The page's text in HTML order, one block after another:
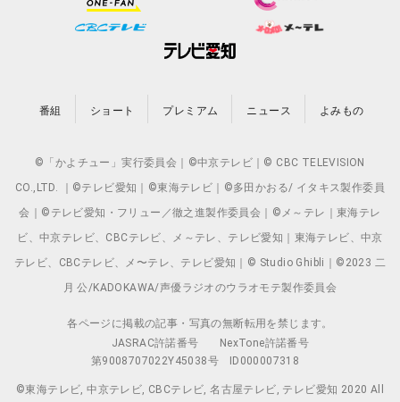
番組 ショート プレミアム ニュース よみもの
©「かよチュー」実行委員会｜©中京テレビ｜© CBC TELEVISION
CO.,LTD. ｜©テレビ愛知｜©東海テレビ｜©多田かおる/ イタキス製作委員
会｜©テレビ愛知・フリュー／徹之進製作委員会｜©メ～テレ｜東海テレ
ビ、中京テレビ、CBCテレビ、メ～テレ、テレビ愛知｜東海テレビ、中京
テレビ、CBCテレビ、メ〜テレ、テレビ愛知｜© Studio Ghibli｜©2023 二
月 公/KADOKAWA/声優ラジオのウラオモテ製作委員会
各ページに掲載の記事・写真の無断転用を禁じます。
JASRAC許諾番号
NexTone許諾番号
第9008707022Y45038号
ID000007318
©東海テレビ, 中京テレビ, CBCテレビ, 名古屋テレビ, テレビ愛知 2020 All